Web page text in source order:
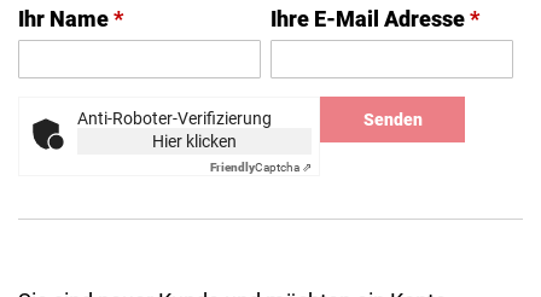
Ihr Name* Ihre E-Mail Adresse*
Anti-Roboter-Verifizierung
Hier klicken
FriendlyCaptcha ⇗
Senden